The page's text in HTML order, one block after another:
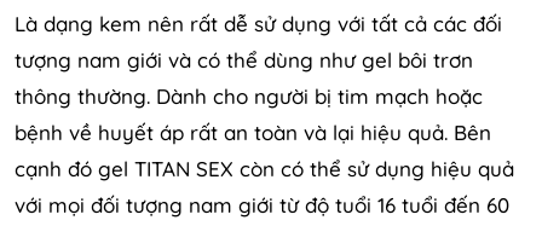
Là dạng kem nên rất dễ sử dụng với tất cả các đối
tượng nam giới và có thể dùng như gel bôi trơn
thông thường. Dành cho người bị tim mạch hoặc
bệnh về huyết áp rất an toàn và lại hiệu quả. Bên
cạnh đó gel TITAN SEX còn có thể sử dụng hiệu quả
với mọi đối tượng nam giới từ độ tuổi 16 tuổi đến 60